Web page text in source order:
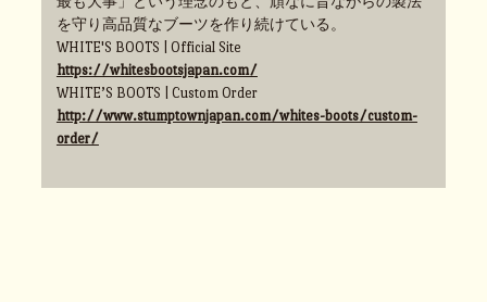
を守り高品質なブーツを作り続けている。
WHITE'S BOOTS | Official Site
https://whitesbootsjapan.com/
WHITE’S BOOTS | Custom Order
http://www.stumptownjapan.com/whites-boots/custom-
order/